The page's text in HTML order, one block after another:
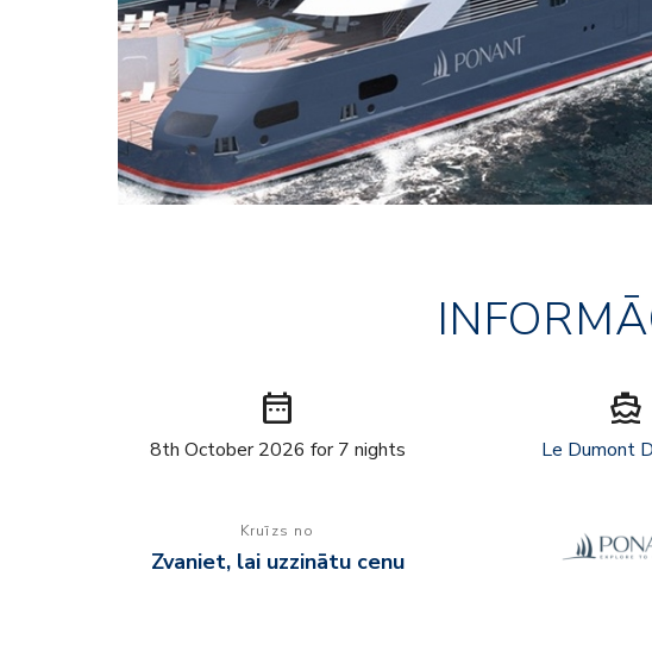
date_range
8th October 2026 for 7 nights
directions_boat
Le Dumont
Kruīzs no
Zvaniet, lai uzzinātu cenu